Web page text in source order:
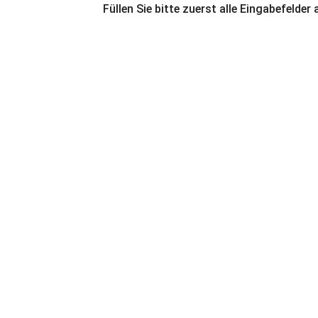
Füllen Sie bitte zuerst alle Eingabefelder